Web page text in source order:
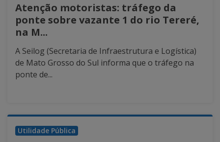
Atenção motoristas: tráfego da
ponte sobre vazante 1 do rio Tereré,
na M...
A Seilog (Secretaria de Infraestrutura e Logística)
de Mato Grosso do Sul informa que o tráfego na
ponte de...
Utilidade Pública